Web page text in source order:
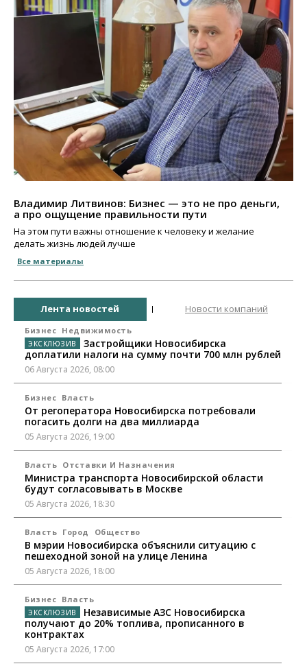
Владимир Литвинов: Бизнес — это не про деньги,
а про ощущение правильности пути
На этом пути важны отношение к человеку и желание
делать жизнь людей лучше
Все материалы
Лента новостей Новости компаний
Бизнес Недвижимость
Застройщики Новосибирска
доплатили налоги на сумму почти 700 млн рублей
06 Августа 2026, 08:00
Бизнес Власть
От регоператора Новосибирска потребовали
погасить долги на два миллиарда
05 Августа 2026, 19:00
Власть Отставки И Назначения
Министра транспорта Новосибирской области
будут согласовывать в Москве
05 Августа 2026, 18:30
Власть Город Общество
В мэрии Новосибирска объяснили ситуацию с
пешеходной зоной на улице Ленина
05 Августа 2026, 18:00
Бизнес Власть
Независимые АЗС Новосибирска
получают до 20% топлива, прописанного в
контрактах
05 Августа 2026, 17:00